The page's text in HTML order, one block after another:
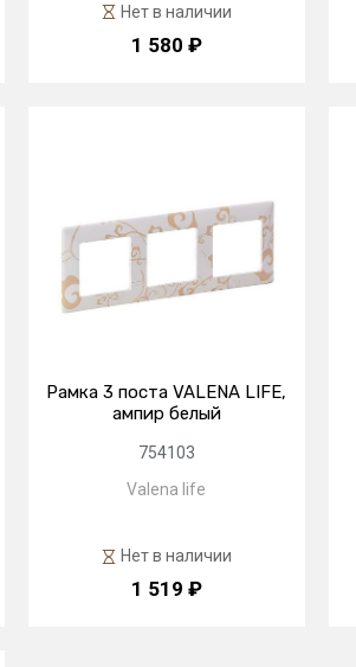
Нет в наличии
1 580 ₽
Рамка 3 поста VALENA LIFE,
ампир белый
754103
Valena life
Нет в наличии
1 519 ₽